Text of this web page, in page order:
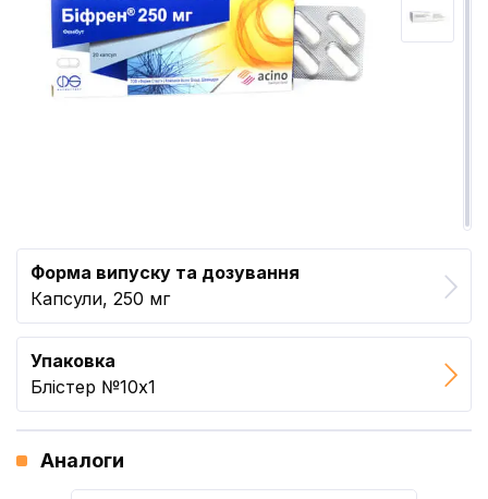
Форма випуску та дозування
Капсули, 250 мг
Упаковка
Блістер №10x1
Аналоги